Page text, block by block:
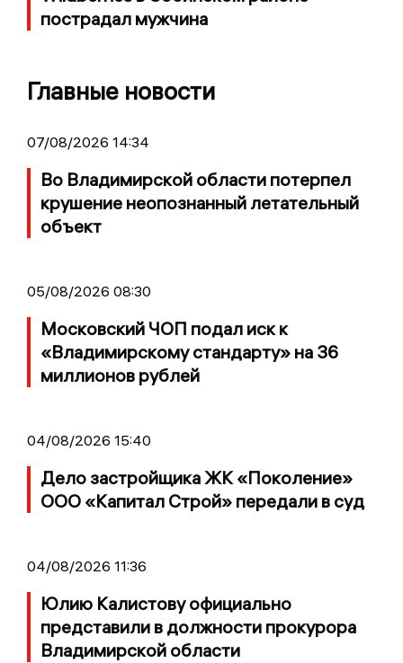
пострадал мужчина
Главные новости
07/08/2026 14:34
Во Владимирской области потерпел
крушение неопознанный летательный
объект
05/08/2026 08:30
Московский ЧОП подал иск к
«Владимирскому стандарту» на 36
миллионов рублей
04/08/2026 15:40
Дело застройщика ЖК «Поколение»
ООО «Капитал Строй» передали в суд
04/08/2026 11:36
Юлию Калистову официально
представили в должности прокурора
Владимирской области